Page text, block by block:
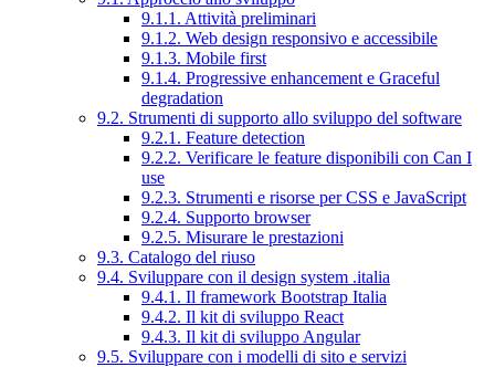
9.1.1. Attività preliminari
9.1.2. Web design responsivo e accessibile
9.1.3. Mobile first
9.1.4. Progressive enhancement e Graceful
degradation
9.2. Strumenti di supporto allo sviluppo del software
9.2.1. Feature detection
9.2.2. Verificare le feature disponibili con Can I
use
9.2.3. Strumenti e risorse per CSS e JavaScript
9.2.4. Supporto browser
9.2.5. Misurare le prestazioni
9.3. Catalogo del riuso
9.4. Sviluppare con il design system .italia
9.4.1. Il framework Bootstrap Italia
9.4.2. Il kit di sviluppo React
9.4.3. Il kit di sviluppo Angular
9.5. Sviluppare con i modelli di sito e servizi